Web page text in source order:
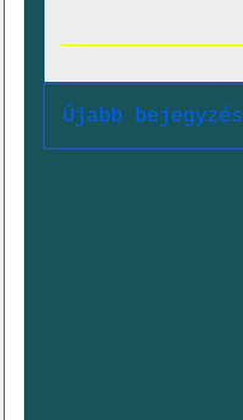
Újabb bejegyzés